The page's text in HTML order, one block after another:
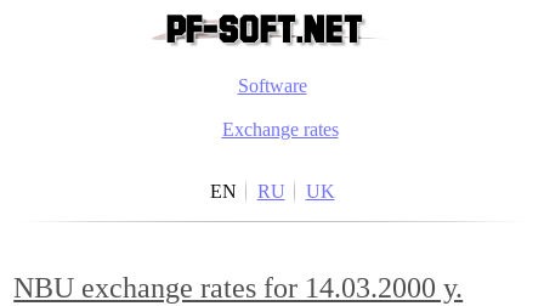
Software
Exchange rates
EN RU UK
NBU exchange rates for 14.03.2000 y.